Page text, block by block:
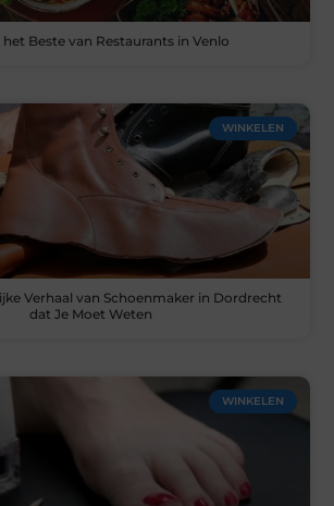
Beste van Restaurants in Venlo
WINKELEN
Verhaal van Schoenmaker in Dordrecht
dat Je Moet Weten
WINKELEN